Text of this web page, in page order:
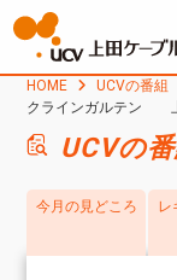
HOME UCVの番組
クラインガルテン
UCVの
今月の見どころ レ